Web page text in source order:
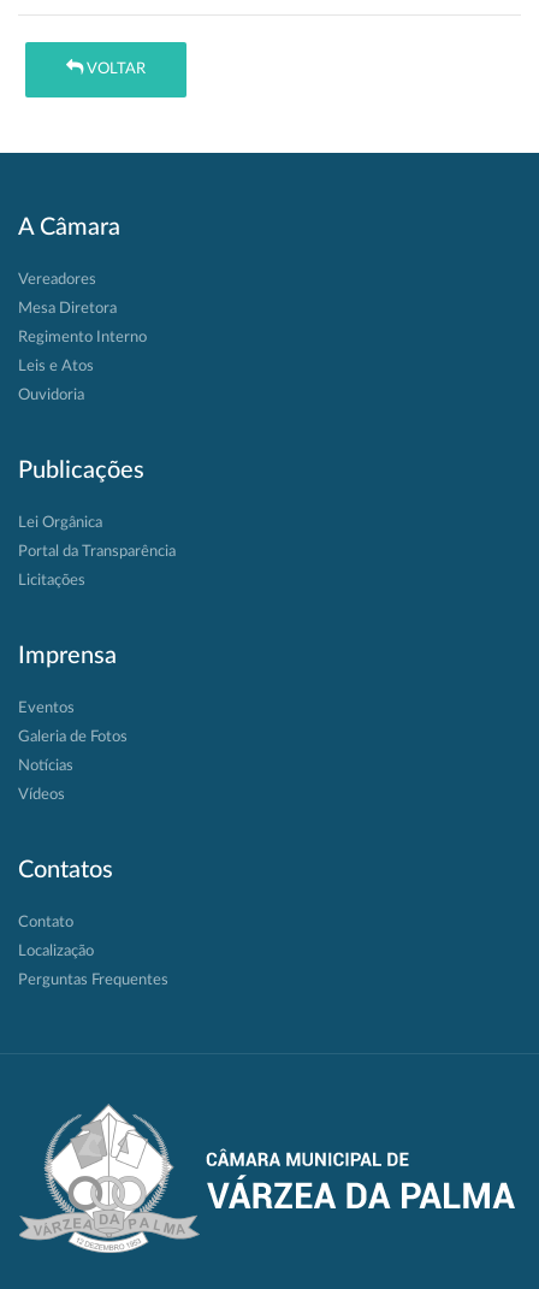
VOLTAR
A Câmara
Vereadores
Mesa Diretora
Regimento Interno
Leis e Atos
Ouvidoria
Publicações
Lei Orgânica
Portal da Transparência
Licitações
Imprensa
Eventos
Galeria de Fotos
Notícias
Vídeos
Contatos
Contato
Localização
Perguntas Frequentes